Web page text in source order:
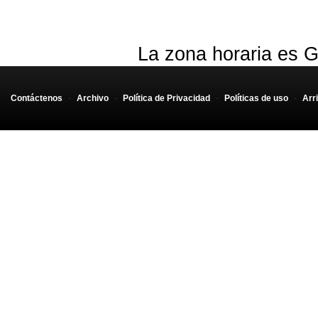
La zona horaria es
Contáctenos - Archivo - Política de Privacidad - Políticas de uso -